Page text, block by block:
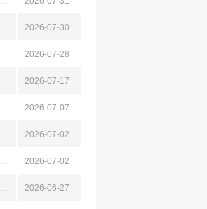
心理 2026-07-30
2026-07-28
2026-07-17
经济 金融
2026-07-07
2026-07-02
经贸 2026-07-02
教育 2026-06-27